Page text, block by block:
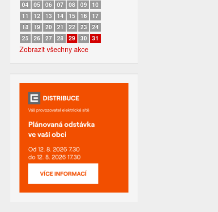
04
05 06 07 08 09
10
11
12 13 14 15 16
17
18
19 20 21 22 23
24
25
26 27 28 29 30 31
Zobrazit všechny akce